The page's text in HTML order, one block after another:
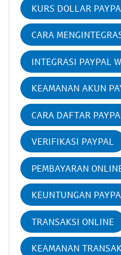
KURS DOLLAR
CARA
INTEGRASI PAYPAL
KEAMANAN AKUN
CARA DAFTAR
VERIFIKASI PAYPAL
PEMBAYARAN
KEUNTUNGAN
TRANSAKSI ONLINE
KEAMANAN